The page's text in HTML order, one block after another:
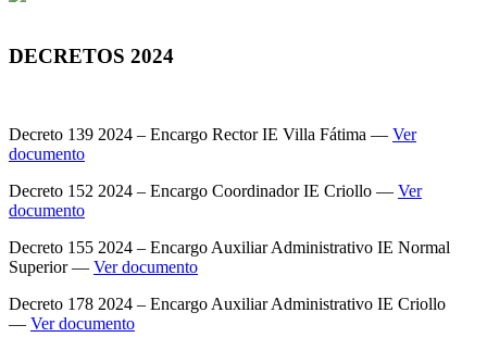
DECRETOS 2024
Decreto 139 2024 – Encargo Rector IE Villa Fátima — Ver
documento
Decreto 152 2024 – Encargo Coordinador IE Criollo — Ver
documento
Decreto 155 2024 – Encargo Auxiliar Administrativo IE Normal
Superior — Ver documento
Decreto 178 2024 – Encargo Auxiliar Administrativo IE Criollo
— Ver documento